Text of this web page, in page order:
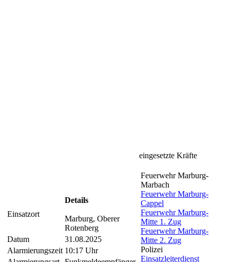
Einsatzort
Details
Marburg, Oberer
Rotenberg
Datum
31.08.2025
Alarmierungszeit 10:17 Uhr
eingesetzte Kräfte
Feuerwehr Marburg-
Marbach
Feuerwehr Marburg-
Cappel
Feuerwehr Marburg-
Mitte 1. Zug
Feuerwehr Marburg-
Mitte 2. Zug
Polizei
Einsatzleiterdienst